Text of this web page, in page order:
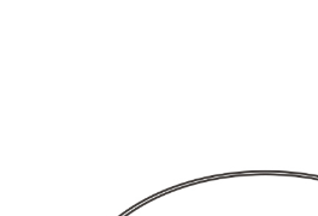
良い生地でした。また注文したいと